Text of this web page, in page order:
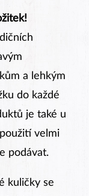
a lehkým
do každé
je také u
velmi
podávat.
kuličky se